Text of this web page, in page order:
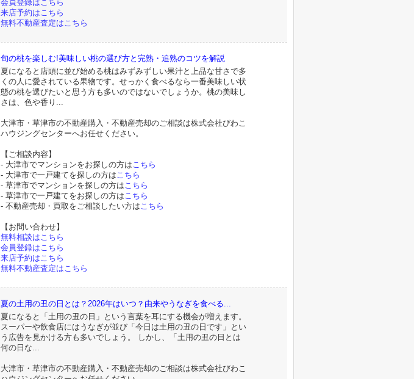
会員登録はこちら
来店予約はこちら
無料不動産査定はこちら
旬の桃を楽しむ!美味しい桃の選び方と完熟・追熟のコツを解説
夏になると店頭に並び始める桃はみずみずしい果汁と上品な甘さで多
くの人に愛されている果物です。せっかく食べるなら一番美味しい状
態の桃を選びたいと思う方も多いのではないでしょうか。桃の美味し
さは、色や香り...
大津市・草津市の不動産購入・不動産売却のご相談は株式会社びわこ
ハウジングセンターへお任せください。
【ご相談内容】
- 大津市でマンションをお探しの方はこちら
- 大津市で一戸建てを探しの方はこちら
- 草津市でマンションを探しの方はこちら
- 草津市で一戸建てをお探しの方はこちら
- 不動産売却・買取をご相談したい方はこちら
【お問い合わせ】
無料相談はこちら
会員登録はこちら
来店予約はこちら
無料不動産査定はこちら
夏の土用の丑の日とは？2026年はいつ？由来やうなぎを食べる...
夏になると「土用の丑の日」という言葉を耳にする機会が増えます。
スーパーや飲食店にはうなぎが並び「今日は土用の丑の日です」とい
う広告を見かける方も多いでしょう。 しかし、「土用の丑の日とは
何の日な...
大津市・草津市の不動産購入・不動産売却のご相談は株式会社びわこ